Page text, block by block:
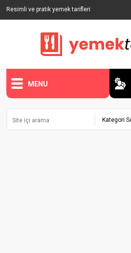
Resimli ve pratik yemek tarifleri
MENU